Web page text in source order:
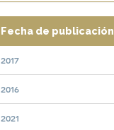
Fecha de publicación
2017
2016
2021